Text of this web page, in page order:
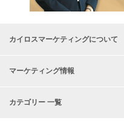
カイロスマーケティングについて
マーケティング情報
カテゴリー 一覧